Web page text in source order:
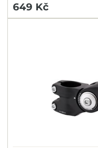
649 Kč